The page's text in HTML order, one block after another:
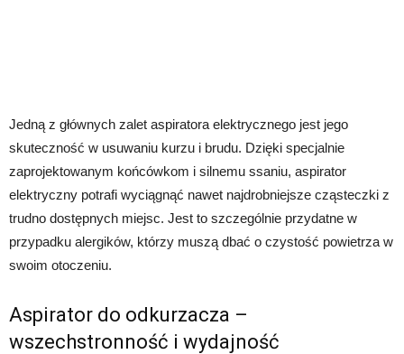
Jedną z głównych zalet aspiratora elektrycznego jest jego
skuteczność w usuwaniu kurzu i brudu. Dzięki specjalnie
zaprojektowanym końcówkom i silnemu ssaniu, aspirator
elektryczny potrafi wyciągnąć nawet najdrobniejsze cząsteczki z
trudno dostępnych miejsc. Jest to szczególnie przydatne w
przypadku alergików, którzy muszą dbać o czystość powietrza w
swoim otoczeniu.
Aspirator do odkurzacza –
wszechstronność i wydajność